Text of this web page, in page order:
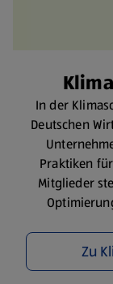
In der
Deutschen
Praktiken
Mitglieder
Zu